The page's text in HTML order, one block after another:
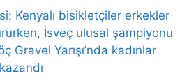
Kenyalı bisikletçiler erkekler
İsveç ulusal şampiyonu
Gravel Yarışı’nda kadınlar